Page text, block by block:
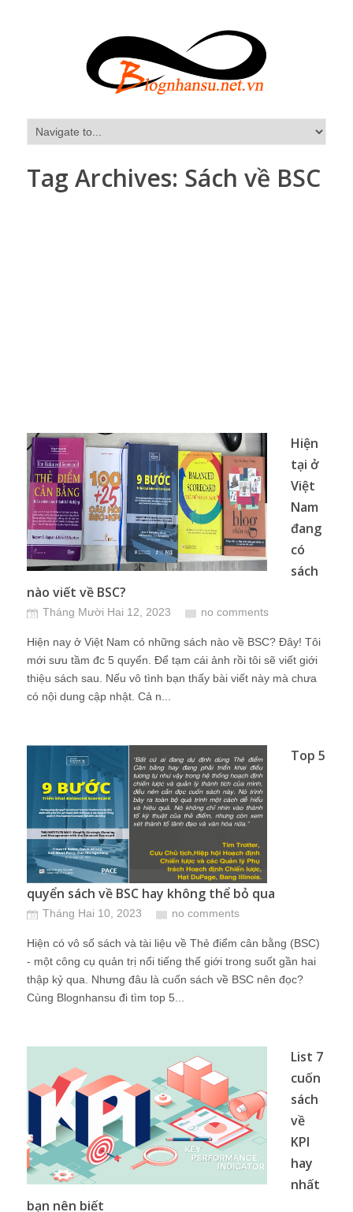
Tag Archives: Sách về BSC
Hiện
tại ở
Việt
Nam
đang
có
sách
nào viết về BSC?
Tháng Mười Hai 12, 2023 no comments
Hiện nay ở Việt Nam có những sách nào về BSC? Đây! Tôi
mới sưu tầm đc 5 quyển. Để tạm cái ảnh rồi tôi sẽ viết giới
thiệu sách sau. Nếu vô tình bạn thấy bài viết này mà chưa
có nội dung cập nhật. Cả n...
Top 5
quyển sách về BSC hay không thể bỏ qua
Tháng Hai 10, 2023 no comments
Hiện có vô số sách và tài liệu về Thẻ điểm cân bằng (BSC)
- một công cụ quản trị nổi tiếng thế giới trong suốt gần hai
thập kỷ qua. Nhưng đâu là cuốn sách về BSC nên đọc?
Cùng Blognhansu đi tìm top 5...
List 7
cuốn
sách
về
KPI
hay
nhất
bạn nên biết